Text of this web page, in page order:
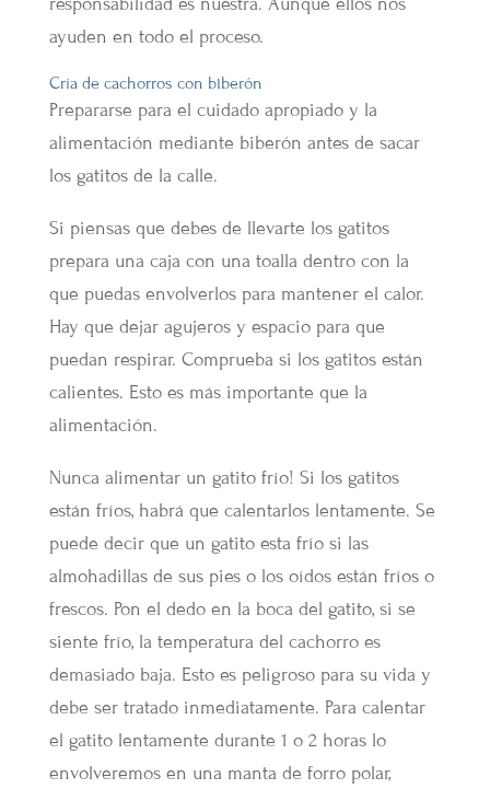
ayuden en todo el proceso.
Cría de cachorros con biberón
Prepararse para el cuidado apropiado y la
alimentación mediante biberón antes de sacar
los gatitos de la calle.
Si piensas que debes de llevarte los gatitos
prepara una caja con una toalla dentro con la
que puedas envolverlos para mantener el calor.
Hay que dejar agujeros y espacio para que
puedan respirar. Comprueba si los gatitos están
calientes. Esto es más importante que la
alimentación.
Nunca alimentar un gatito frío! Si los gatitos
están fríos, habrá que calentarlos lentamente. Se
puede decir que un gatito esta frío si las
almohadillas de sus pies o los oídos están fríos o
frescos. Pon el dedo en la boca del gatito, si se
siente frío, la temperatura del cachorro es
demasiado baja. Esto es peligroso para su vida y
debe ser tratado inmediatamente. Para calentar
el gatito lentamente durante 1 o 2 horas lo
envolveremos en una manta de forro polar,